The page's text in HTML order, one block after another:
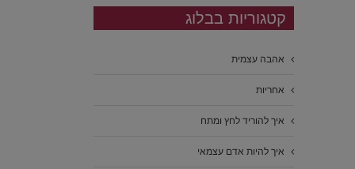
קטגוריות בבלוג
אהבה עצמית
אחריות
איך להוריד לחץ ומתח
איך להיות אדם עצמאי